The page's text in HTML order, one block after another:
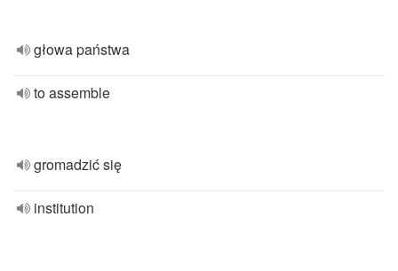
głowa państwa
to assemble
gromadzić się
institution